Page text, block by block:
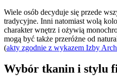
Wiele osób decyduje się przede
tradycyjne. Inni natomiast wolą
charakter wnętrz i ożywią
mogą być także przeróżne od
(akty zgodnie z wykazem Izby
Wybór tkanin i stylu